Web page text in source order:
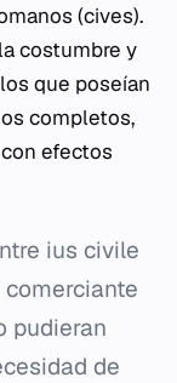
(cives).
costumbre y
que poseían
completos,
efectos
ius civile
pudieran
de